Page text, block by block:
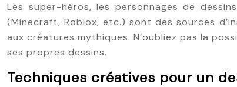
Les super-héros, les personnages de
(Minecraft, Roblox, etc.) sont des sources
aux créatures mythiques. N’oubliez pas la
ses propres dessins.
Techniques créatives pour un